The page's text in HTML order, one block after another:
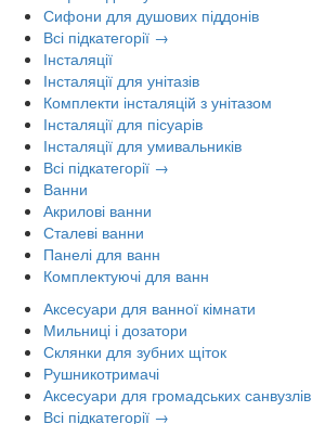
Сифони для душових піддонів
Всі підкатегорії →
Інсталяції
Інсталяції для унітазів
Комплекти інсталяцій з унітазом
Інсталяції для пісуарів
Інсталяції для умивальників
Всі підкатегорії →
Ванни
Акрилові ванни
Сталеві ванни
Панелі для ванн
Комплектуючі для ванн
Аксесуари для ванної кімнати
Мильниці і дозатори
Склянки для зубних щіток
Рушникотримачі
Аксесуари для громадських санвузлів
Всі підкатегорії →